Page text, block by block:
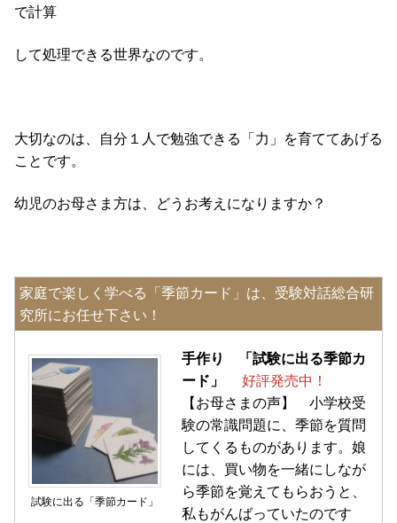
で計算
して処理できる世界なのです。
大切なのは、自分１人で勉強できる「力」を育ててあげる
ことです。
幼児のお母さま方は、どうお考えになりますか？
家庭で楽しく学べる「季節カード」は、受験対話総合研
究所にお任せ下さい！
試験に出る「季節カード」
手作り 「試験に出る季節カ
ード」 好評発売中！
【お母さまの声】 小学校受
験の常識問題に、季節を質問
してくるものがあります。娘
には、買い物を一緒にしなが
ら季節を覚えてもらおうと、
私もがんばっていたのです